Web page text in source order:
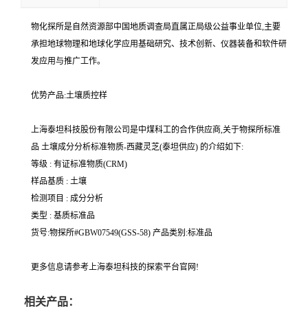
物化探所是自然资源部中国地质调查局直属正局级公益事业单位,主要
承担地球物理和地球化学应用基础研究、技术创新、仪器装备和软件研
发应用与推广工作。
优势产品:土壤质控样
上海泰坦科技股份有限公司是中煤科工的合作供应商,关于物探所标准
品 土壤成分分析标准物质-西藏灵芝(泰坦供应) 的介绍如下:
等级 : 有证标准物质(CRM)
样品基质 : 土壤
检测项目 : 成分分析
类型 : 基质标准品
货号:物探所#GBW07549(GSS-58) 产品类别:标准品
更多信息请参考上海泰坦科技的探索平台官网!
相关产品：